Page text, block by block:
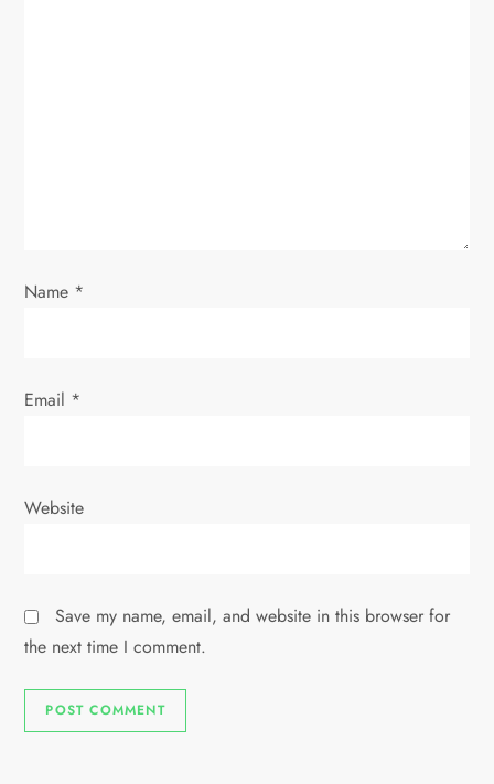
n
Name *
Email *
Website
Save my name, email, and website in this browser for
the next time I comment.